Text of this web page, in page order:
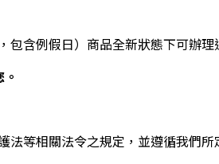
包含例假日）商品全新狀態下可辦理
等相關法令之規定，並遵循我們所